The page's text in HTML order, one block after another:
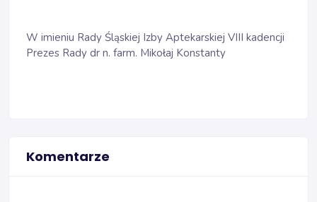
W imieniu Rady Śląskiej Izby Aptekarskiej VIII kadencji
Prezes Rady dr n. farm. Mikołaj Konstanty
Komentarze